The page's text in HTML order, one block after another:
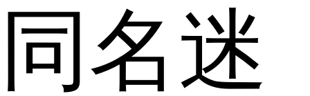
同名迷